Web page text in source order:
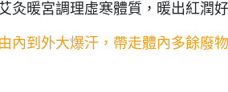
灸暖宮調理虛寒體質，暖出紅潤
內到外大爆汗，帶走體內多餘廢物